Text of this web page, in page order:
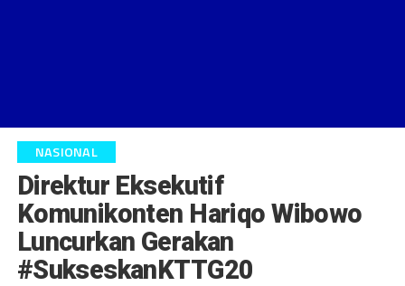
NASIONAL
Direktur Eksekutif
Komunikonten Hariqo Wibowo
Luncurkan Gerakan
#SukseskanKTTG20